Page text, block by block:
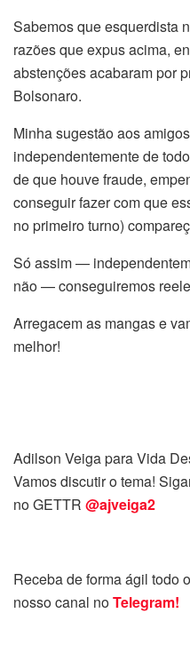
Sabemos que esquerdista
razões que expus acima,
abstenções acabaram por
Bolsonaro.
Minha sugestão aos
independentemente de
de que houve fraude,
conseguir fazer com que
no primeiro turno)
Só assim —
não — conseguiremos
Arregacem as mangas e
melhor!
Adilson Veiga para Vida
Vamos discutir o tema!
no GETTR @ajveiga2
Receba de forma ágil todo
nosso canal noTelegram!